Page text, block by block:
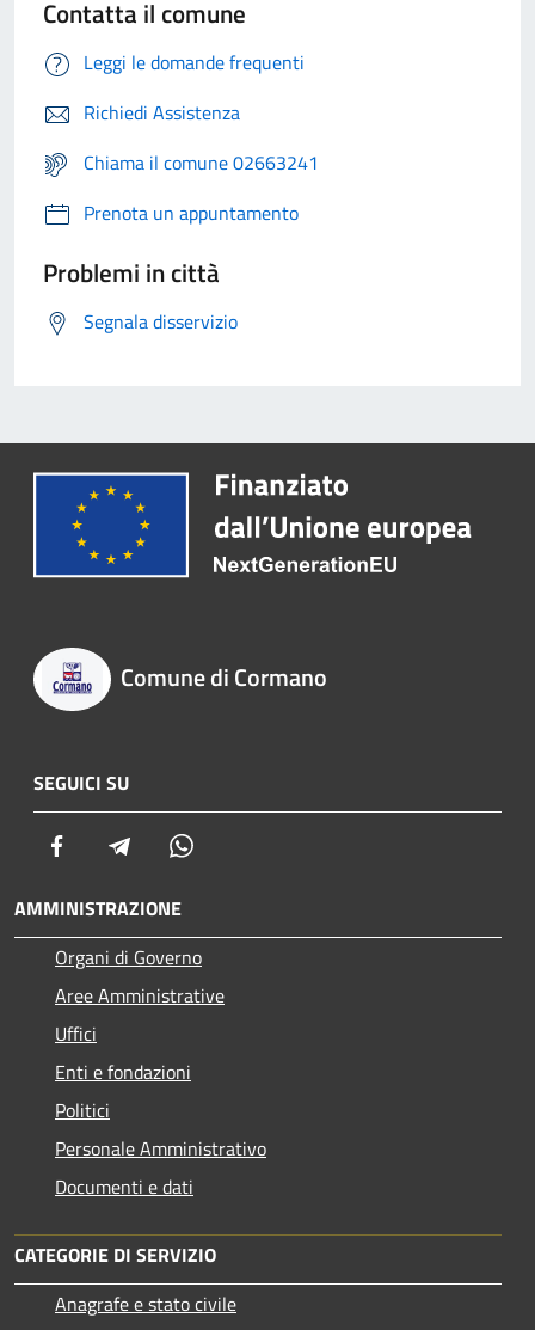
Contatta il comune
Leggi le domande frequenti
Richiedi Assistenza
Chiama il comune 02663241
Prenota un appuntamento
Problemi in città
Segnala disservizio
Comune di Cormano
SEGUICI SU
Facebook Telegram
AMMINISTRAZIONE
Organi di Governo
Aree Amministrative
Uffici
Enti e fondazioni
Politici
Personale Amministrativo
Documenti e dati
CATEGORIE DI SERVIZIO
Anagrafe e stato civile